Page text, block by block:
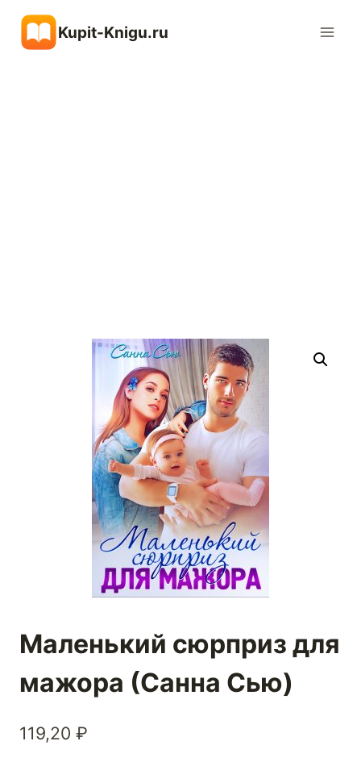
содержимому
Kupit-Knigu.ru
Маленький сюрприз для
мажора (Санна Сью)
119,20 ₽